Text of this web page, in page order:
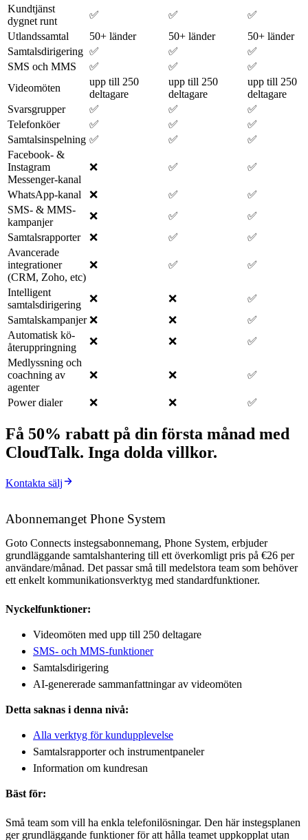
Kundtjänst
dygnet runt
✅ ✅
✅
Utlandssamtal
50+ länder 50+ länder
50+ länder
Samtalsdirigering ✅ ✅
✅
SMS och MMS
✅ ✅
✅
Videomöten
upp till 250
deltagare
upp till 250
deltagare
upp till 250
deltagare
Svarsgrupper
✅ ✅
✅
Telefonköer
✅ ✅
✅
Samtalsinspelning ✅ ✅
✅
Facebook- &
Instagram
Messenger-kanal
❌ ✅ ✅
WhatsApp-kanal ❌ ✅
✅
SMS- & MMS-
kampanjer
❌ ✅
✅
Samtalsrapporter
❌ ✅
✅
Avancerade
integrationer
(CRM, Zoho, etc)
❌ ✅ ✅
Intelligent
samtalsdirigering
❌ ❌
✅
Samtalskampanjer ❌ ❌
✅
Automatisk kö-
återuppringning
❌ ❌
✅
Medlyssning och
coachning av
agenter
❌ ❌ ✅
Power dialer ❌ ❌ ✅
Få 50% rabatt på din första månad med
CloudTalk. Inga dolda villkor.
Kontakta sälj
Abonnemanget Phone System
Goto Connects instegsabonnemang, Phone System, erbjuder
grundläggande samtalshantering till ett överkomligt pris på €26 per
användare/månad. Det passar små till medelstora team som behöver
ett enkelt kommunikationsverktyg med standardfunktioner.
Nyckelfunktioner:
Videomöten med upp till 250 deltagare
SMS- och MMS-funktioner
Samtalsdirigering
AI-genererade sammanfattningar av videomöten
Detta saknas i denna nivå:
Alla verktyg för kundupplevelse
Samtalsrapporter och instrumentpaneler
Information om kundresan
Bäst för:
Små team som vill ha enkla telefonilösningar. Den här instegsplanen
ger grundläggande funktioner för att hålla teamet uppkopplat utan